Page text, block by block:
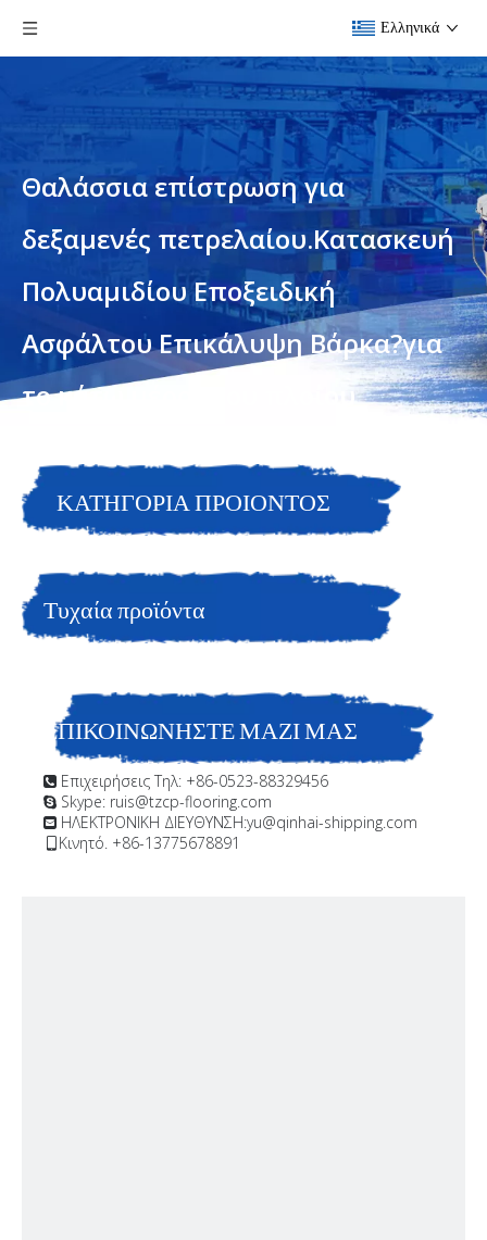
Ελληνικά
Θαλάσσια επίστρωση για
δεξαμενές πετρελαίου.Κατασκευή
Πολυαμιδίου Εποξειδική
Ασφάλτου Επικάλυψη Βάρκα?για
το κάτω μέρος του πλοίου
δεξαμενές πετρελαίου.Κατασκευή Πολυαμιδίου Εποξειδική
Ασφάλτου Επικάλυψη Βάρκα?για το κάτω μέρος του πλοίου
ΚΑΤΗΓΟΡΙΑ ΠΡΟΙΟΝΤΟΣ
Τυχαία προϊόντα
ΕΠΙΚΟΙΝΩΝΗΣΤΕ ΜΑΖΙ ΜΑΣ
 Επιχειρήσεις Τηλ: +86-0523-88329456
 Skype: ruis@tzcp-flooring.com
 ΗΛΕΚΤΡΟΝΙΚΗ ΔΙΕΥΘΥΝΣΗ:yu@qinhai-shipping.com
Κινητό. +86-13775678891